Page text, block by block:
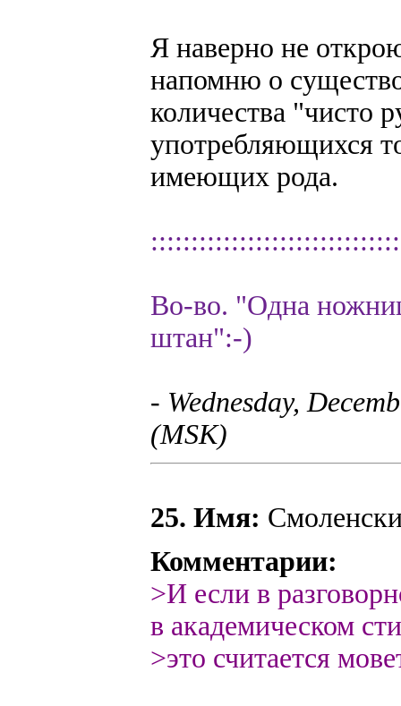
Я наверно не
напомню о
количества "чисто
употребляющихся
имеющих рода.
Во-во. "Одна
штан":-)
- Wednesday,
(MSK)
25. Имя:
Комментарии:
>И если в
в академическом
>это считается